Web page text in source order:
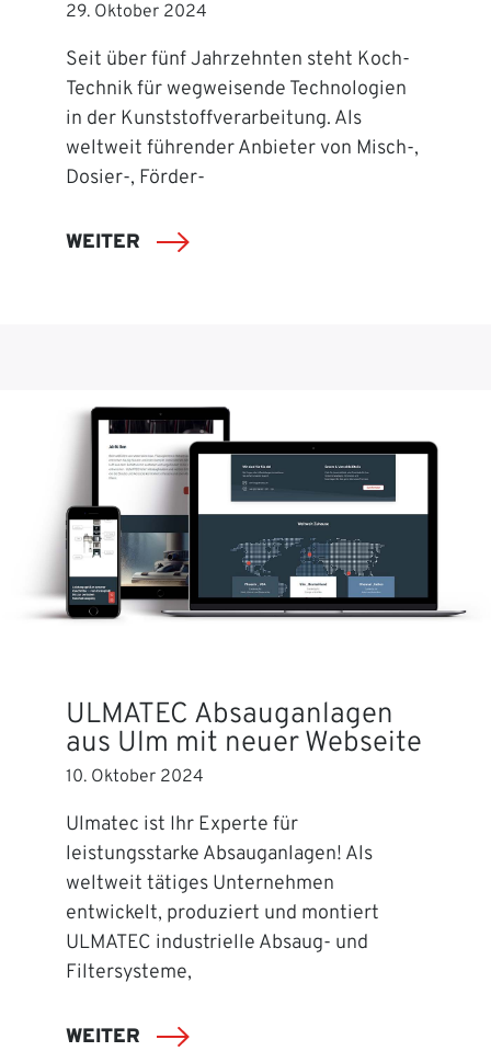
29. Oktober 2024
Seit über fünf Jahrzehnten steht Koch-
Technik für wegweisende Technologien
in der Kunststoffverarbeitung. Als
weltweit führender Anbieter von Misch-,
Dosier-, Förder-
WEITER
ULMATEC Absauganlagen
aus Ulm mit neuer Webseite
10. Oktober 2024
Ulmatec ist Ihr Experte für
leistungsstarke Absauganlagen! Als
weltweit tätiges Unternehmen
entwickelt, produziert und montiert
ULMATEC industrielle Absaug- und
Filtersysteme,
WEITER